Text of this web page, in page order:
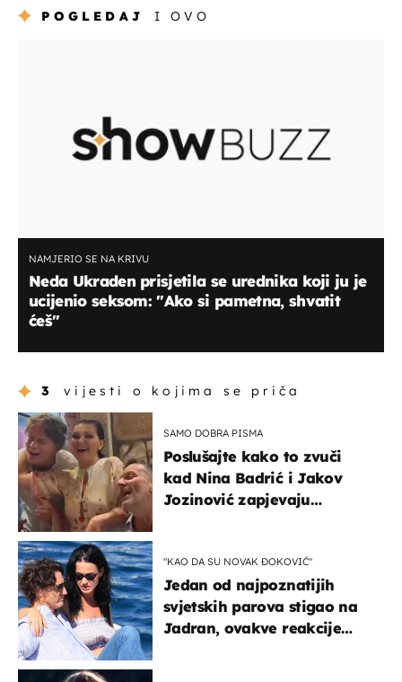
POGLEDAJ I OVO
NAMJERIO SE NA KRIVU
Neda Ukraden prisjetila se urednika koji ju je
ucijenio seksom: "Ako si pametna, shvatit
ćeš"
3 vijesti o kojima se priča
SAMO DOBRA PISMA
Poslušajte kako to zvuči
kad Nina Badrić i Jakov
Jozinović zapjevaju
"KAO DA SU NOVAK ĐOKOVIĆ"
Jedan od najpoznatijih
svjetskih parova stigao na
Jadran, ovakve reakcije